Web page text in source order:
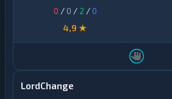
0 / 0 / 2 /0
4,9 ★
LordChange